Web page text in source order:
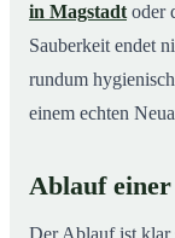
in Magstadt oder
Sauberkeit endet
rundum
einem echten
Ablauf